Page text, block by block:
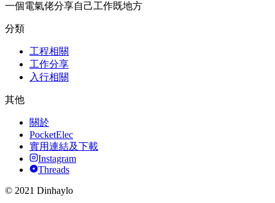
一個電氣佬分享自己工作既地方
分類
工程相關
工作分享
入行相關
其他
關於
PocketElec
實用連結及下載
Instagram
Threads
© 2021 Dinhaylo